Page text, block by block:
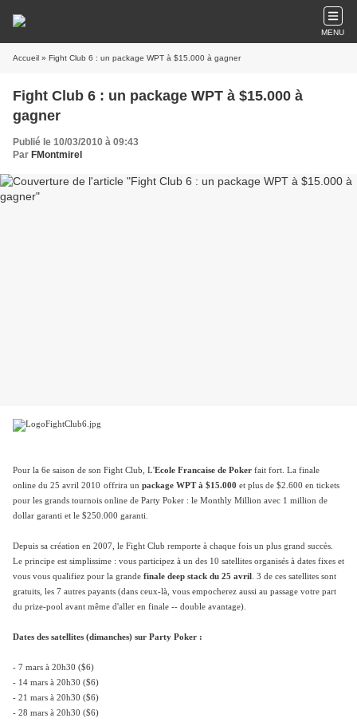
MENU
Accueil » Fight Club 6 : un package WPT à $15.000 à gagner
Fight Club 6 : un package WPT à $15.000 à
gagner
Publié le 10/03/2010 à 09:43
Par FMontmirel
Pour la 6e saison de son Fight Club, L'Ecole Francaise de Poker fait fort. La finale
online du 25 avril 2010 offrira un package WPT à $15.000 et plus de $2.600 en tickets
pour les grands tournois online de Party Poker : le Monthly Million avec 1 million de
dollar garanti et le $250.000 garanti.
Depuis sa création en 2007, le Fight Club remporte à chaque fois un plus grand succès.
Le principe est simplissime : vous participez à un des 10 satellites organisés à dates fixes et
vous vous qualifiez pour la grande finale deep stack du 25 avril
. 3 de ces satellites sont
gratuits, les 7 autres payants (dans ceux-là, vous empocherez aussi au passage votre part
du prize-pool avant même d'aller en finale -- double avantage).
Dates des satellites (dimanches) sur Party Poker :
- 7 mars à 20h30 ($6)
- 14 mars à 20h30 ($6)
- 21 mars à 20h30 ($6)
- 28 mars à 20h30 ($6)